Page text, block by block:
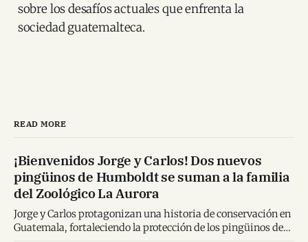
sobre los desafíos actuales que enfrenta la
sociedad guatemalteca.
READ MORE
¡Bienvenidos Jorge y Carlos! Dos nuevos
pingüinos de Humboldt se suman a la familia
del Zoológico La Aurora
Jorge y Carlos protagonizan una historia de conservación en
Guatemala, fortaleciendo la protección de los pingüinos de